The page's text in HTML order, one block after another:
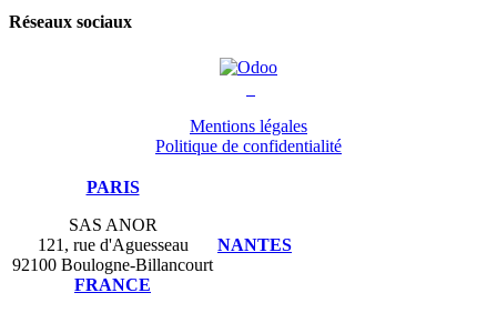
Réseaux sociaux
Mentions légales
Politique de confidentialité
PARIS
SAS ANOR
121, rue d'Aguesseau
92100 Boulogne-Billancourt
FRANCE
NANTES